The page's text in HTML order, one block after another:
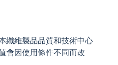
纖維製品品質和技術中心
會因使用條件不同而改